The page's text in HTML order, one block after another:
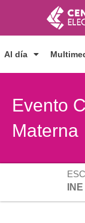
contenido
Al día
Evento
Materna
INE